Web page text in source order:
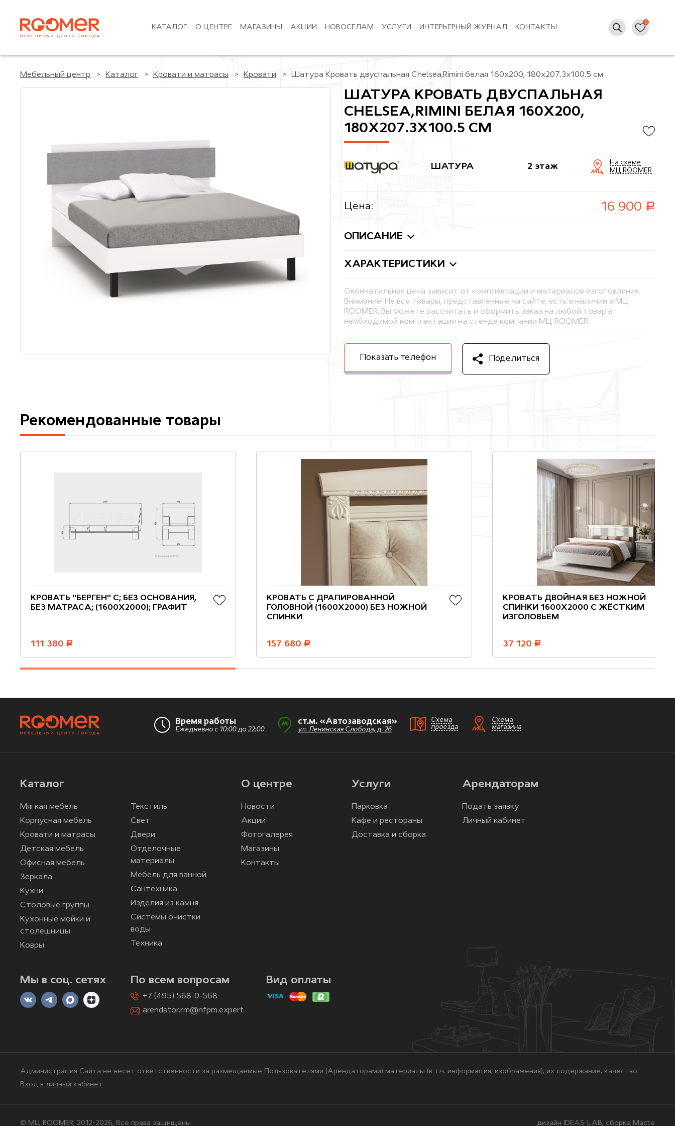
КАТАЛОГ О ЦЕНТРЕ МАГАЗИНЫ АКЦИИ НОВОСЕЛАМ УСЛУГИ ИНТЕРЬЕРНЫЙ ЖУРНАЛ КОНТАКТЫ
Мебельный центр Каталог Кровати и матрасы Кровати Шатура Кровать двуспальная Chelsea,Rimini белая 160х200, 180x207.3x100.5 см
ШАТУРА КРОВАТЬ ДВУСПАЛЬНАЯ
CHELSEA,RIMINI БЕЛАЯ 160Х200,
180X207.3X100.5 СМ
ШАТУРА 2 этаж
На схеме
МЦ ROOMER
Цена: 16 900 руб.
ОПИСАНИЕ
ХАРАКТЕРИСТИКИ
Окончательная цена зависит от комплектации и материалов изготовления.
Внимание! Не все товары, представленные на сайте, есть в наличии в МЦ
ROOMER. Вы можете рассчитать и оформить заказ на любой товар в
необходимой комплектации на стенде компании МЦ ROOMER.
Показать телефон Поделиться
Рекомендованные товары
КРОВАТЬ "БЕРГЕН" С; БЕЗ ОСНОВАНИЯ,
БЕЗ МАТРАСА; (1600X2000); ГРАФИТ
111 380 руб.
КРОВАТЬ C ДРАПИРОВАННОЙ
ГОЛОВНОЙ (1600X2000) БЕЗ НОЖНОЙ
СПИНКИ
157 680 руб.
КРОВАТЬ ДВОЙНАЯ БЕЗ НОЖНОЙ
СПИНКИ 1600Х2000 С ЖЁСТКИМ
ИЗГОЛОВЬЕМ
37 120 руб.
Время работы
Ежедневно с 10:00 до 22:00
ст.м. «Автозаводская»
ул. Ленинская Слобода, д. 26
Схема
проезда
Схема
магазина
Каталог
Мягкая мебель
Корпусная мебель
Кровати и матрасы
Детская мебель
Офисная мебель
Зеркала
Кухни
Столовые группы
Кухонные мойки и
столешницы
Ковры
Текстиль
Свет
Двери
Отделочные
материалы
Мебель для ванной
Сантехника
Изделия из камня
Системы очистки
воды
Техника
О центре
Новости
Акции
Фотогалерея
Магазины
Контакты
Услуги
Парковка
Кафе и рестораны
Доставка и сборка
Арендаторам
Подать заявку
Личный кабинет
Мы в соц. сетях По всем вопросам
+7 (495) 568-0-568
arendator.rm@nfpm.expert
Вид оплаты
Администрация Сайта не несет ответственности за размещаемые Пользователями (Арендаторами) материалы (в т.ч. информация, изображения), их содержание, качество.
Вход в личный кабинет
© МЦ ROOMER, 2012-2026, Bce права защищены дизайн IDEAS-LAB, сборка Macte